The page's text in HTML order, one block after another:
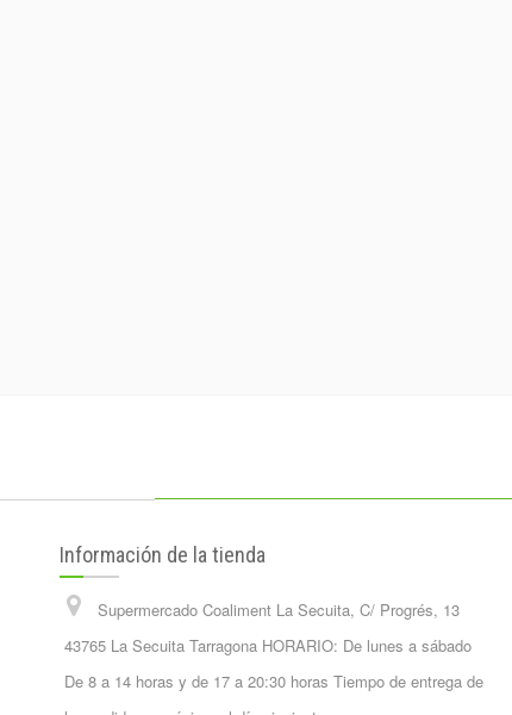
Información de la tienda
Supermercado Coaliment La Secuita, C/ Progrés, 13
43765 La Secuita Tarragona HORARIO: De lunes a sábado
De 8 a 14 horas y de 17 a 20:30 horas Tiempo de entrega de